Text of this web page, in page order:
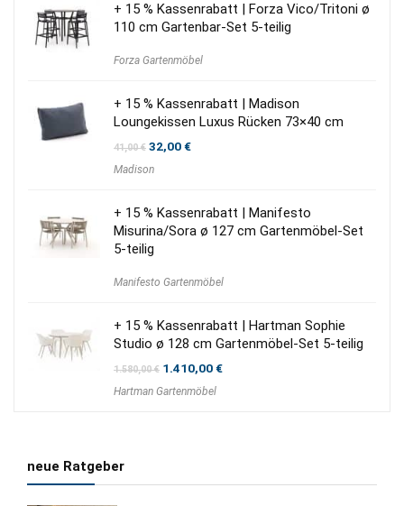
+ 15 % Kassenrabatt | Forza Vico/Tritoni ø
110 cm Gartenbar-Set 5-teilig
Forza Gartenmöbel
+ 15 % Kassenrabatt | Madison
Loungekissen Luxus Rücken 73×40 cm
41,00€ Ursprünglicher
war:
32,00€Aktueller
Madison
+ 15 % Kassenrabatt | Manifesto
Misurina/Sora ø 127 cm Gartenmöbel-Set
5-teilig
Manifesto Gartenmöbel
+ 15 % Kassenrabatt | Hartman Sophie
Studio ø 128 cm Gartenmöbel-Set 5-teilig
1.580,00€ Ursprünglicher
war:
1.410,00€Aktueller
Hartman Gartenmöbel
neue Ratgeber